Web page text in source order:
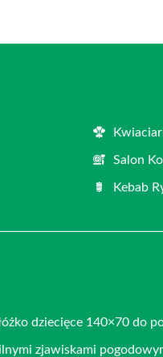
Salon
Kebab
dziecięce 140×70 do
zjawiskami